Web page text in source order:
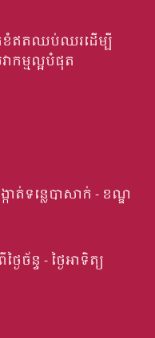
តខំឥតឈប់ឈរដើម្បី
កម្មល្អបំផុត
ត់ទន្លេបាសាក់ - ខណ្ឌ
ៃច័ន្ទ - ថ្ងៃអាទិត្យ